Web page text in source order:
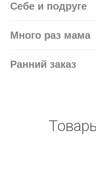
Себе и подруге
Много раз мама
Ранний заказ